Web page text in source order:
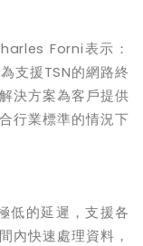
Forni表示：
支援TSN的網路終
決方案為客戶提供
行業標準的情況下
低的延遲，支援各
內快速處理資料，